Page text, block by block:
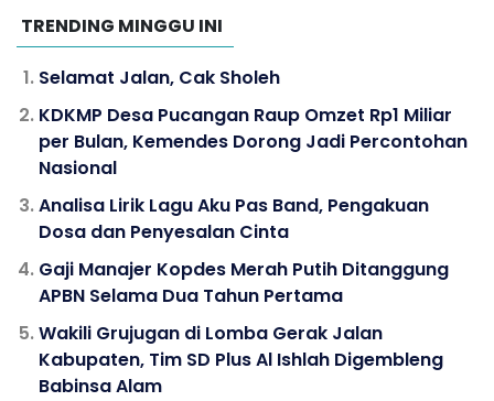
TRENDING MINGGU INI
Selamat Jalan, Cak Sholeh
KDKMP Desa Pucangan Raup Omzet Rp1 Miliar
per Bulan, Kemendes Dorong Jadi Percontohan
Nasional
Analisa Lirik Lagu Aku Pas Band, Pengakuan
Dosa dan Penyesalan Cinta
Gaji Manajer Kopdes Merah Putih Ditanggung
APBN Selama Dua Tahun Pertama
Wakili Grujugan di Lomba Gerak Jalan
Kabupaten, Tim SD Plus Al Ishlah Digembleng
Babinsa Alam